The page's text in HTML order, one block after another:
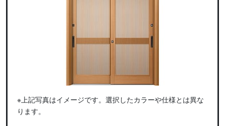
※上記写真はイメージです。選択したカラーや仕様とは異な
ります。